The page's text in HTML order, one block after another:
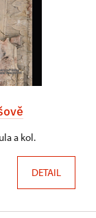
a kol.
DETAIL